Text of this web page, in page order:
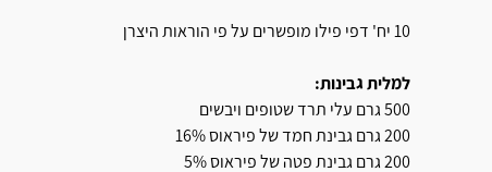
10 יח' דפי פילו מופשרים על פי הוראות היצרן
למלית גבינות:
500 גרם עלי תרד שטופים ויבשים
200 גרם גבינת חמד של פיראוס 16%
200 גרם גבינת פטה של פיראוס 5%